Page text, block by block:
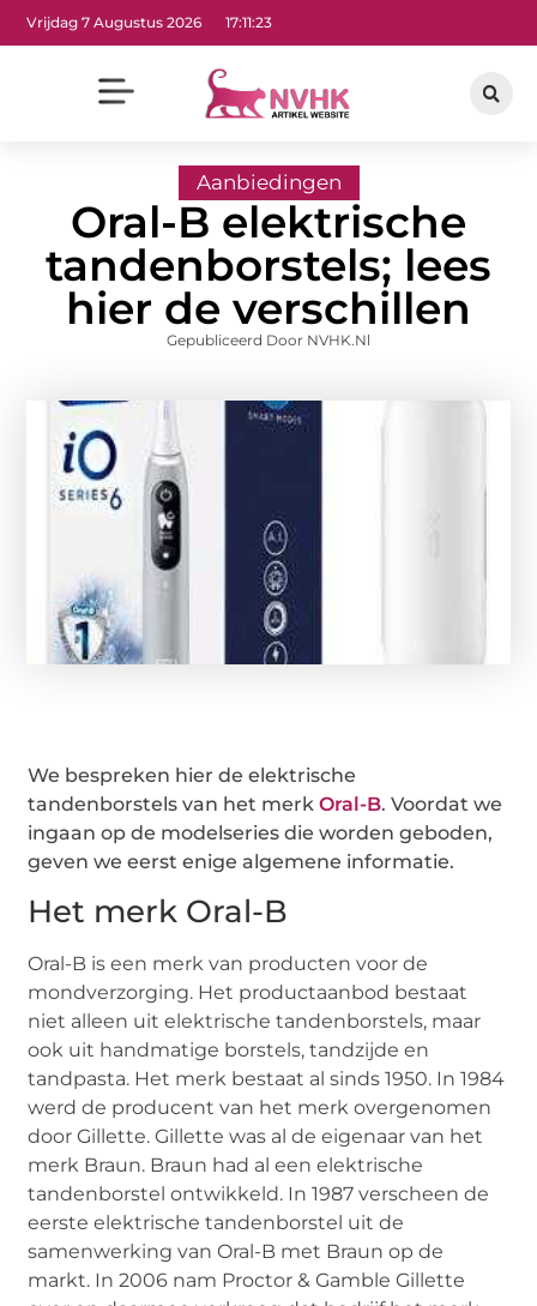
Vrijdag 7 Augustus 2026 17:11:25
Aanbiedingen
Oral-B elektrische
tandenborstels; lees
hier de verschillen
Gepubliceerd Door NVHK.nl
We bespreken hier de elektrische
tandenborstels van het merkOral-B. Voordat we
ingaan op de modelseries die worden geboden,
geven we eerst enige algemene informatie.
Het merk Oral-B
Oral-B is een merk van producten voor de
mondverzorging. Het productaanbod bestaat
niet alleen uit elektrische tandenborstels, maar
ook uit handmatige borstels, tandzijde en
tandpasta. Het merk bestaat al sinds 1950. In 1984
werd de producent van het merk overgenomen
door Gillette. Gillette was al de eigenaar van het
merk Braun. Braun had al een elektrische
tandenborstel ontwikkeld. In 1987 verscheen de
eerste elektrische tandenborstel uit de
samenwerking van Oral-B met Braun op de
markt. In 2006 nam Proctor & Gamble Gillette